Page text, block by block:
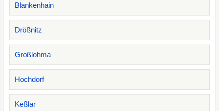
Blankenhain
Drößnitz
Großlohma
Hochdorf
Keßlar